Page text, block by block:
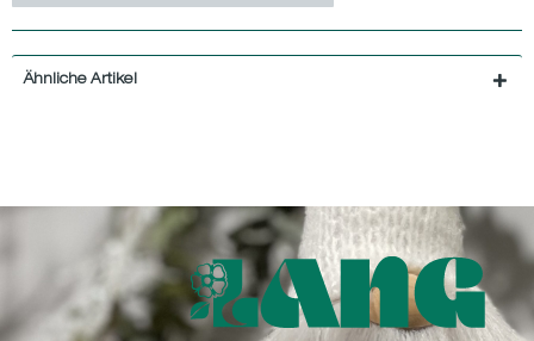
Ähnliche Artikel